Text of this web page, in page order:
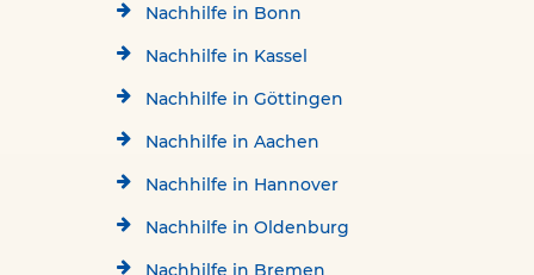
Nachhilfe in Bonn
Nachhilfe in Kassel
Nachhilfe in Göttingen
Nachhilfe in Aachen
Nachhilfe in Hannover
Nachhilfe in Oldenburg
Nachhilfe in Bremen